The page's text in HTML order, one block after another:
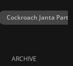
Cockroach Janta
ARCHIVE